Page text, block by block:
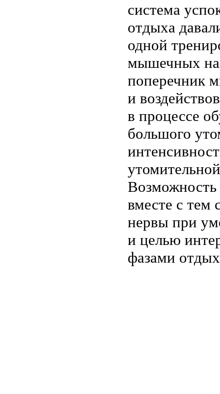
система
отдыха
одной
мышечных
поперечник
и
в процессе
большого
Возможность
вместе с тем
нервы при
и целью
фазами